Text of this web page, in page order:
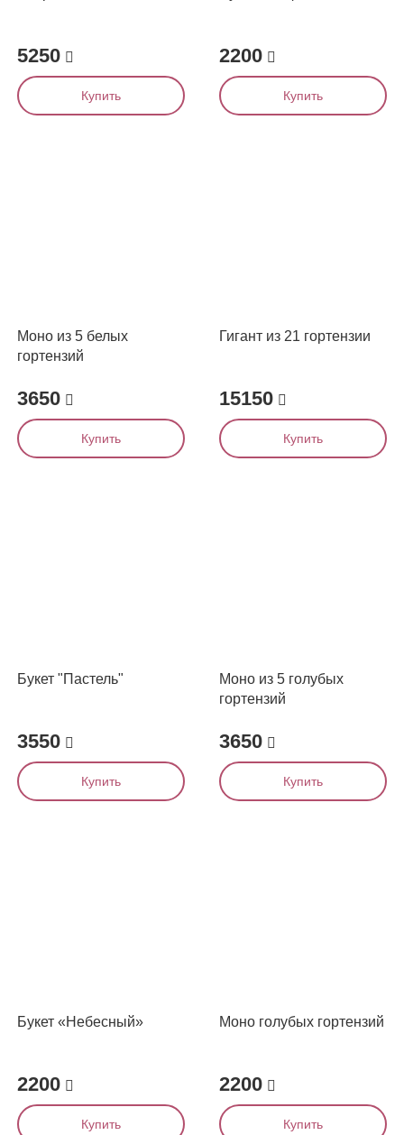
5250
Купить
2200
Купить
Моно из 5 белых
гортензий
3650
Купить
Гигант из 21 гортензии
15150
Купить
Букет "Пастель"
3550
Купить
Моно из 5 голубых
гортензий
3650
Купить
Букет «Небесный»
2200
Купить
Моно голубых гортензий
2200
Купить